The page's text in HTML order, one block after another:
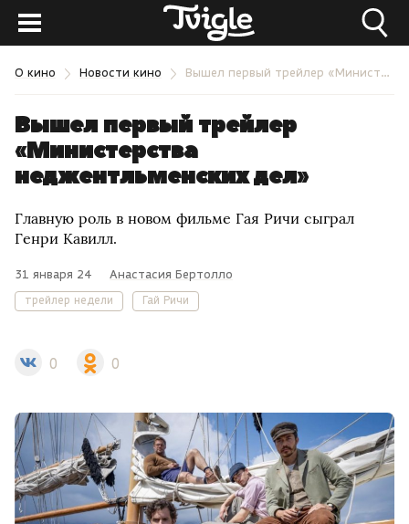
О кино Новости кино Вышел первый трейлер «Министерства неджентльменских дел»
Вышел первый трейлер
«Министерства
неджентльменских дел»
Главную роль в новом фильме Гая Ричи сыграл
Генри Кавилл.
31 января 24 Анастасия Бертолло
трейлер недели Гай Ричи
0 0